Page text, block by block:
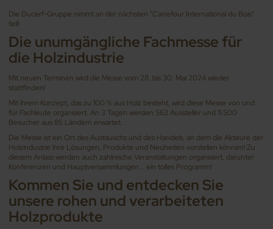
Die Ducerf-Gruppe nimmt an der nächsten "Carrefour International du Bois"
teil!
Die unumgängliche Fachmesse für
die Holzindustrie
Mit neuen Terminen wird die Messe vom 28. bis 30. Mai 2024 wieder
stattfinden!
Mit ihrem Konzept, das zu 100 % aus Holz besteht, wird diese Messe von und
für Fachleute organisiert. An 3 Tagen werden 563 Aussteller und 11.500
Besucher aus 85 Ländern erwartet.
Die Messe ist ein Ort des Austauschs und des Handels, an dem die Akteure der
Holzindustrie ihre Lösungen, Produkte und Neuheiten vorstellen können! Zu
diesem Anlass werden auch zahlreiche Veranstaltungen organisiert, darunter
Konferenzen und Hauptversammlungen... ein tolles Programm!
Kommen Sie und entdecken Sie
unsere rohen und verarbeiteten
Holzprodukte